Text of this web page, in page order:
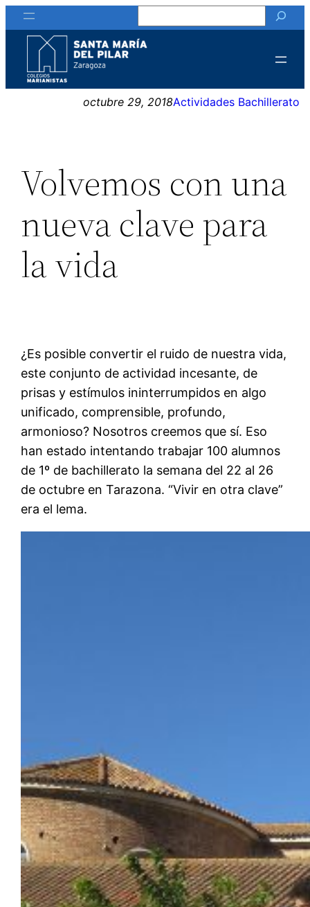
Saltar
al
contenido
octubre 29, 2018Actividades Bachillerato
Volvemos con una
nueva clave para
la vida
¿Es posible convertir el ruido de nuestra vida,
este conjunto de actividad incesante, de
prisas y estímulos ininterrumpidos en algo
unificado, comprensible, profundo,
armonioso? Nosotros creemos que sí. Eso
han estado intentando trabajar 100 alumnos
de 1º de bachillerato la semana del 22 al 26
de octubre en Tarazona. “Vivir en otra clave”
era el lema.